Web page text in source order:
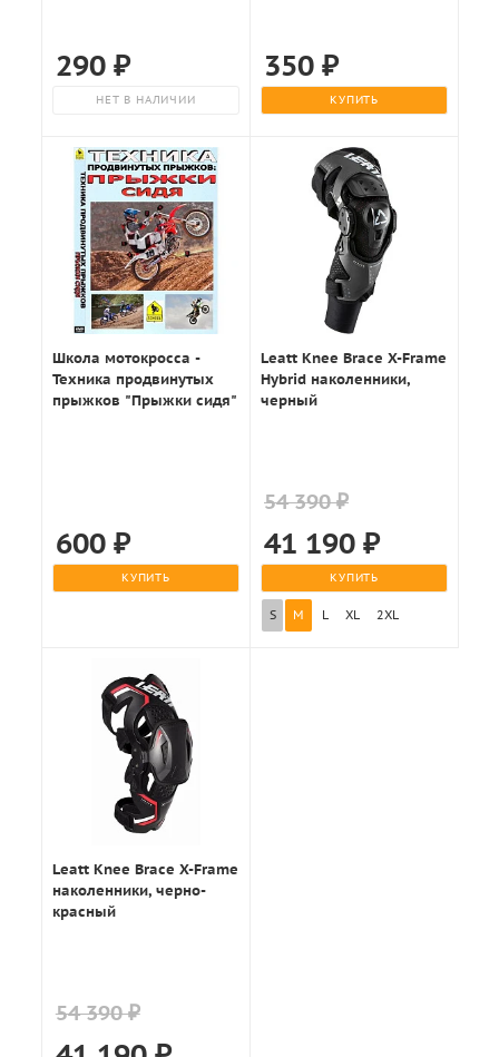
290₽
НЕТ В НАЛИЧИИ
350 ₽
КУПИТЬ
Школа мотокросса -
Техника продвинутых
прыжков "Прыжки сидя"
600₽
КУПИТЬ
Leatt Knee Brace X-Frame
Hybrid наколенники,
черный
54 390 ₽
41 190 ₽
КУПИТЬ
S M L XL 2XL
Leatt Knee Brace X-Frame
наколенники, черно-
красный
54 390 ₽